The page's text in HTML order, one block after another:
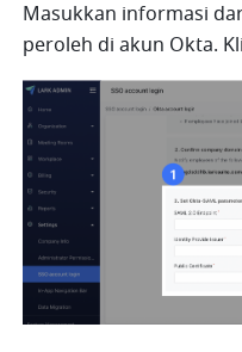
Masukkan informasi
peroleh di akun Okta.